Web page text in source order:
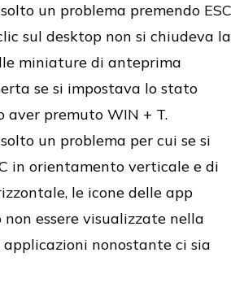
un problema premendo ESC
sul desktop non si chiudeva la
miniature di anteprima
se si impostava lo stato
aver premuto WIN + T.
un problema per cui se si
in orientamento verticale e di
le icone delle app
essere visualizzate nella
nonostante ci sia